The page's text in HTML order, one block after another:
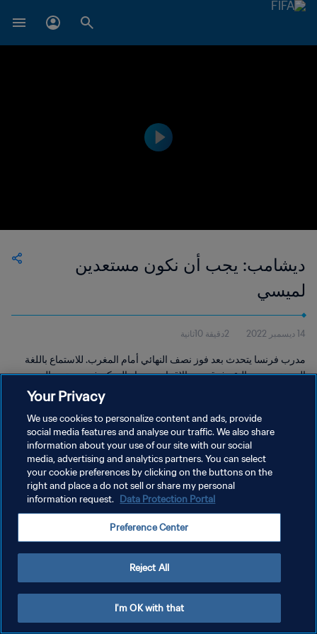
ديشامب: يجب أن نكون مستعدين
لميسي
14 ديسمبر 2022 2دقيقة 10ثانية
مدرب فرنسا يتحدث بعد فوز نصف النهائي أمام المغرب. للاستماع باللغة
العربية، يرجى النقر فوق رمز الاقتباس بجوار التحكم في مستوى الصوت
شروط الخدمة
إدارة تفضيلات ملفات تعريف الارتباط
Your Privacy
We use cookies to personalize content and ads, provide
social media features and analyse our traffic. We also share
information about your use of our site with our social
media, advertising and analytics partners. You can select
your cookie preferences by clicking on the buttons on the
right and place a do not sell or share my personal
information request. Data Protection Portal
Preference Center
Reject All
I'm OK with that